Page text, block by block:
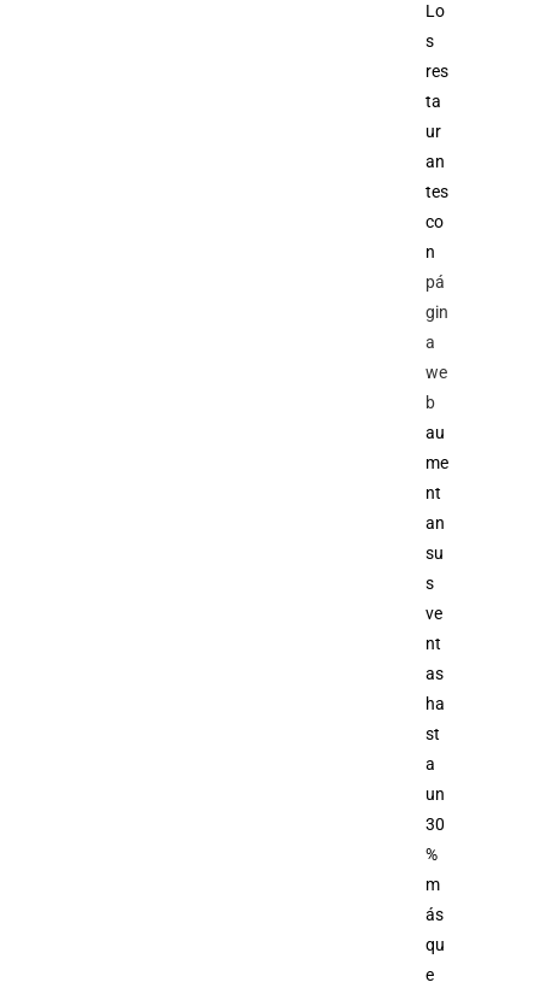
Lo
s
res
ta
ur
an
tes
co
n
pá
gin
a
we
b
au
me
nt
an
su
s
ve
nt
as
ha
st
a
un
30
%
m
ás
qu
e